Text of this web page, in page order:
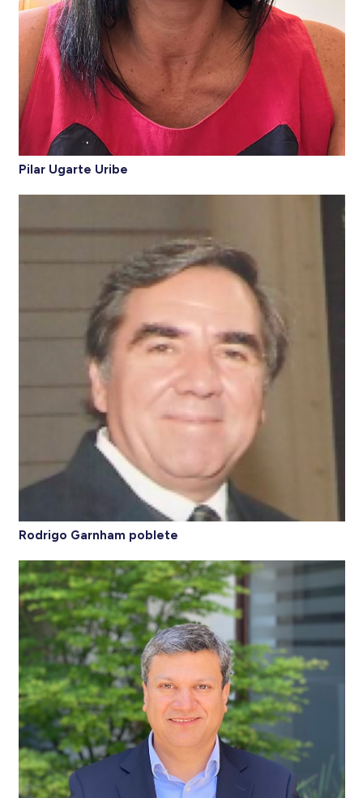
Pilar Ugarte Uribe
Rodrigo Garnham poblete